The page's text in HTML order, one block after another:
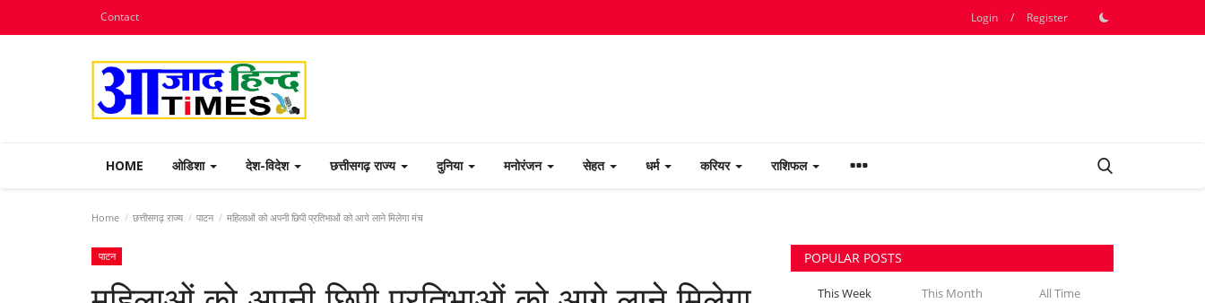
Contact Login / Register
HOME ओडिशा देश-विदेश छत्तीसगढ़ राज्य दुनिया मनोरंजन सेहत धर्म करियर राशिफल
Home छत्तीसगढ़ राज्य पाटन महिलाओं को अपनी छिपी प्रतिभाओं को आगे लाने मिलेगा मंच
पाटन POPULAR POSTS
This Week This Month All Time